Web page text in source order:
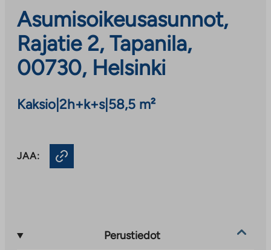
Asumisoikeusasunnot,
Rajatie 2, Tapanila,
00730, Helsinki
Kaksio 2h+k+s| 58,5 m²
JAA:
Perustiedot